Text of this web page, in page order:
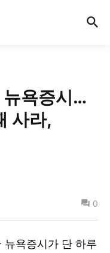
뉴욕증시…
사라,
0
뉴욕증시가 단 하루